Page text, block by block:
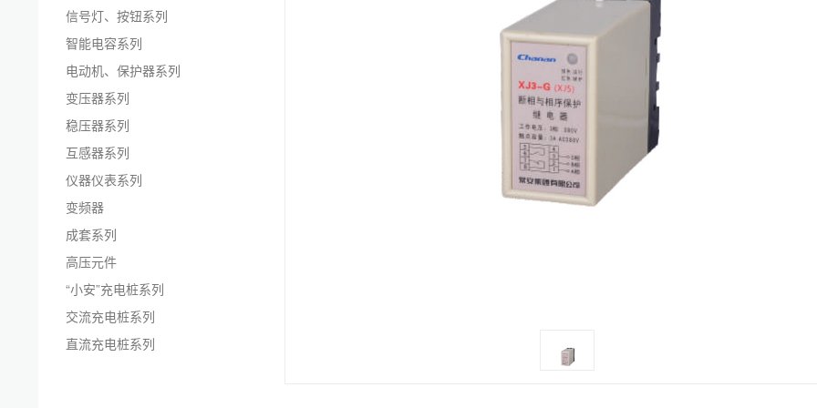
信号灯、按钮系列
智能电容系列
电动机、保护器系列
变压器系列
稳压器系列
互感器系列
仪器仪表系列
变频器
成套系列
高压元件
“小安”充电桩系列
交流充电桩系列
直流充电桩系列